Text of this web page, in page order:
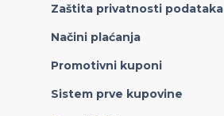
Zaštita privatnosti podataka
Načini plaćanja
Promotivni kuponi
Sistem prve kupovine